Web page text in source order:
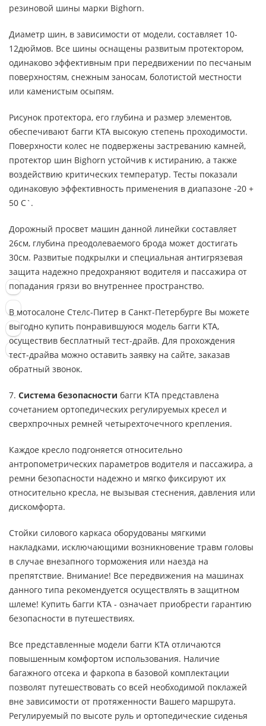
резиновой шины марки Bighorn.
Диаметр шин, в зависимости от модели, составляет 10-
12дюймов. Все шины оснащены развитым протектором,
одинаково эффективным при передвижении по песчаным
поверхностям, снежным заносам, болотистой местности
или каменистым осыпям.
Рисунок протектора, его глубина и размер элементов,
обеспечивают багги KTA высокую степень проходимости.
Поверхности колес не подвержены застреванию камней,
протектор шин Bighorn устойчив к истиранию, а также
воздействию критических температур. Тесты показали
одинаковую эффективность применения в диапазоне -20 +
50 С`.
Дорожный просвет машин данной линейки составляет
26см, глубина преодолеваемого брода может достигать
30см. Развитые подкрылки и специальная антигрязевая
защита надежно предохраняют водителя и пассажира от
попадания грязи во внутреннее пространство.
В мотосалоне Стелс-Питер в Санкт-Петербурге Вы можете
выгодно купить понравившуюся модель багги КТА,
осуществив бесплатный тест-драйв. Для прохождения
тест-драйва можно оставить заявку на сайте, заказав
обратный звонок.
7. Система безопасности багги KTA представлена
сочетанием ортопедических регулируемых кресел и
сверхпрочных ремней четырехточечного крепления.
Каждое кресло подгоняется относительно
антропометрических параметров водителя и пассажира, а
ремни безопасности надежно и мягко фиксируют их
относительно кресла, не вызывая стеснения, давления или
дискомфорта.
Стойки силового каркаса оборудованы мягкими
накладками, исключающими возникновение травм головы
в случае внезапного торможения или наезда на
препятствие. Внимание! Все передвижения на машинах
данного типа рекомендуется осуществлять в защитном
шлеме! Купить багги KTA - означает приобрести гарантию
безопасности в путешествиях.
Все представленные модели багги KTA отличаются
повышенным комфортом использования. Наличие
багажного отсека и фаркопа в базовой комплектации
позволят путешествовать со всей необходимой поклажей
вне зависимости от протяженности Вашего маршрута.
Регулируемый по высоте руль и ортопедические сиденья